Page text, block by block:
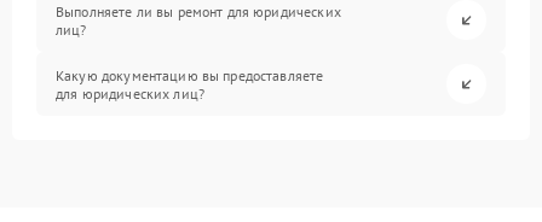
Выполняете ли вы ремонт для юридических
лиц?
Какую документацию вы предоставляете
для юридических лиц?